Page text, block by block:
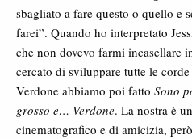
sbagliato a fare questo o quello e
farei”. Quando ho interpretato
che non dovevo farmi incasellare
cercato di sviluppare tutte le
Verdone abbiamo poi fatto Sono
grosso e… Verdone. La nostra è
cinematografico e di amicizia,